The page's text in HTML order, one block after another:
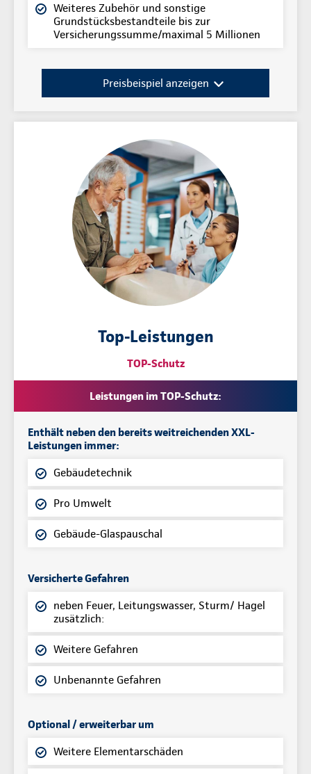
Weiteres Zubehör und sonstige
Grundstücksbestandteile bis zur
Versicherungssumme/maximal 5 Millionen
Preisbeispiel anzeigen
Top-Leistungen
TOP-Schutz
Leistungen im TOP-Schutz:
Enthält neben den bereits weitreichenden XXL-
Leistungen immer:
Gebäudetechnik
Pro Umwelt
Gebäude-Glaspauschal
Versicherte Gefahren
neben Feuer, Leitungswasser, Sturm/ Hagel
zusätzlich:
Weitere Gefahren
Unbenannte Gefahren
Optional / erweiterbar um
Weitere Elementarschäden